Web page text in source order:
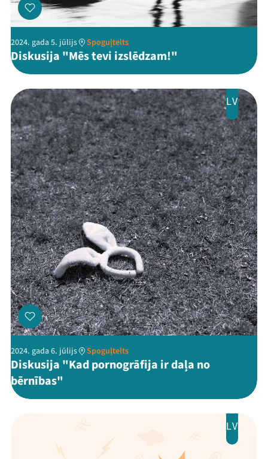
2024. gada 5. jūlijs Spoguļtelts
Diskusija "Mēs tevi izslēdzam!"
LV
2024. gada 6. jūlijs Spoguļtelts
Diskusija "Kad pornogrāfija ir daļa no
bērnības"
LV